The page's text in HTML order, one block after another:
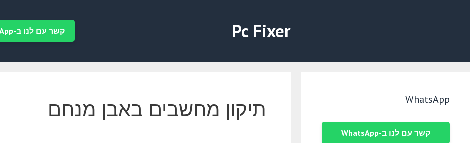
Pc Fixer קשר עם לנו ב-WhatsApp
תיקון מחשבים באבן מנחם WhatsApp
קשר עם לנו ב-WhatsApp